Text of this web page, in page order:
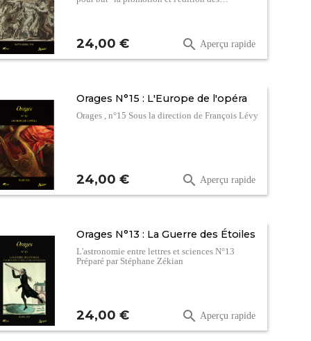
Prix
24,00 €  Aperçu rapide
Orages N°15 : L'Europe de l'opéra
Orages , n°15 Sous la direction de François Lévy
Prix
24,00 €  Aperçu rapide
Orages N°13 : La Guerre des Étoiles
L'astronomie entre lettres et sciences N°13
Préparé par Stéphane Zékian
Prix
24,00 €  Aperçu rapide